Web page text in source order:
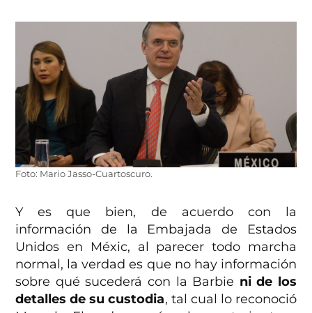
Foto: Mario Jasso-Cuartoscuro.
Y es que bien, de acuerdo con la
información de la Embajada de Estados
Unidos en Méxic, al parecer todo marcha
normal, la verdad es que no hay información
sobre qué sucederá con la Barbie ni de los
detalles de su custodia, tal cual lo reconoció